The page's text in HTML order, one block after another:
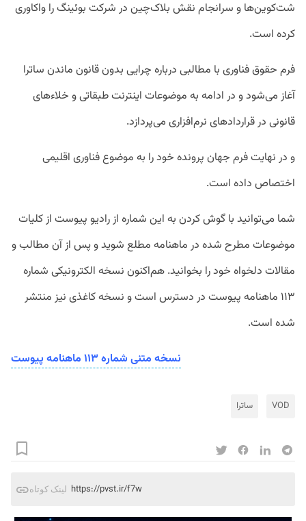
شت‌کوین‌ها و سرانجام نقش بلاک‌چین در شرکت بوئینگ را واکاوری
کرده است.
فرم حقوق فناوری با مطالبی درباره چرایی بدون قانون ماندن ساترا
آغاز می‌شود و در ادامه به موضوعات اینترنت طبقاتی و خلاءهای
قانونی در قراردادهای نرم‌افزاری می‌پردازد.
و در نهایت فرم جهان پرونده خود را به موضوع فناوری اقلیمی
اختصاص داده است.
شما می‌توانید با گوش کردن به این شماره از رادیو پیوست از کلیات
موضوعات مطرح شده در ماهنامه مطلع شوید و پس از آن مطالب و
مقالات دلخواه خود را بخوانید. هم‌اکنون نسخه الکترونیکی شماره
۱۱۳ ماهنامه پیوست در دسترس است و نسخه کاغذی نیز منتشر
شده است.
نسخه متنی شماره ۱۱۳ ماهنامه پیوست
VOD ساترا
لینک کوتاه https://pvst.ir/f7w